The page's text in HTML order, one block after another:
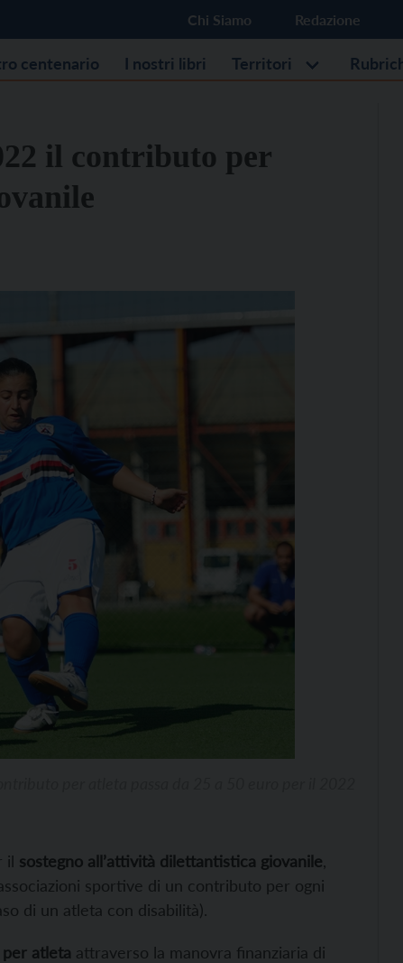
Chi Siamo Redazione
centenario I nostri libri Territori
il contributo per
il sostegno all’attività dilettantistica giovanile
sportive di un contributo per ogni
di un atleta con disabilità).
atleta attraverso la manovra finanziaria di